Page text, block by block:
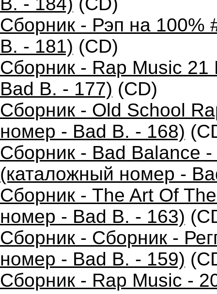
Сборник - Рэп на 100%
B. - 181) (CD)
Сборник - Rap Music
Bad B. - 177) (CD)
Сборник - Old School
номер - Bad B. - 168)
Сборник - Bad Balance
(каталожный номер -
Сборник - The Art Of
номер - Bad B. - 163)
Сборник - Сборник -
номер - Bad B. - 159)
Сборник - Rap Music -